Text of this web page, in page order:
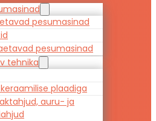
pesumasinad
pesumasinad
tehnika
plaadiga
auru- ja